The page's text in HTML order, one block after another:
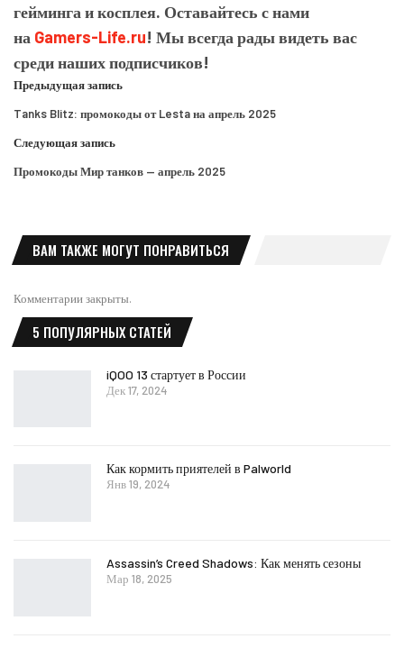
гейминга и косплея. Оставайтесь с нами
на Gamers-Life.ru! Мы всегда рады видеть вас
среди наших подписчиков!
Предыдущая запись
Tanks Blitz: промокоды от Lesta на апрель 2025
Следующая запись
Промокоды Мир танков — апрель 2025
ВАМ ТАКЖЕ МОГУТ ПОНРАВИТЬСЯ
Комментарии закрыты.
5 ПОПУЛЯРНЫХ СТАТЕЙ
iQOO 13 стартует в России
Дек 17, 2024
Как кормить приятелей в Palworld
Янв 19, 2024
Assassin’s Creed Shadows: Как менять сезоны
Мар 18, 2025